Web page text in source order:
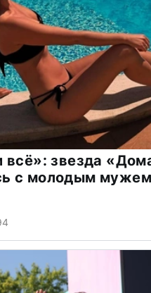
всё»: звезда
с молодым мужем